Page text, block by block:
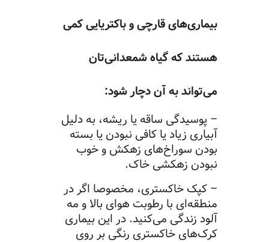
بیماری‌های قارچی و باکتریایی کمی
هستند که گیاه‌ شمعدانی‌تان
می‌تواند به آن دچار شود:
– پوسیدگی ساقه یا ریشه، به دلیل
آبیاری زیاد یا کافی نبودن یا بسته
بودن سوراخ‌های زهکش و خوب
نبودن زهکشی خاک.
– کپک خاکستری، مخصوصا اگر در
منطقه‌ای با رطوبت هوای بالا و مه
آلود زندگی می‌کنید. در این بیماری
کرک‌های خاکستری رنگی بر روی